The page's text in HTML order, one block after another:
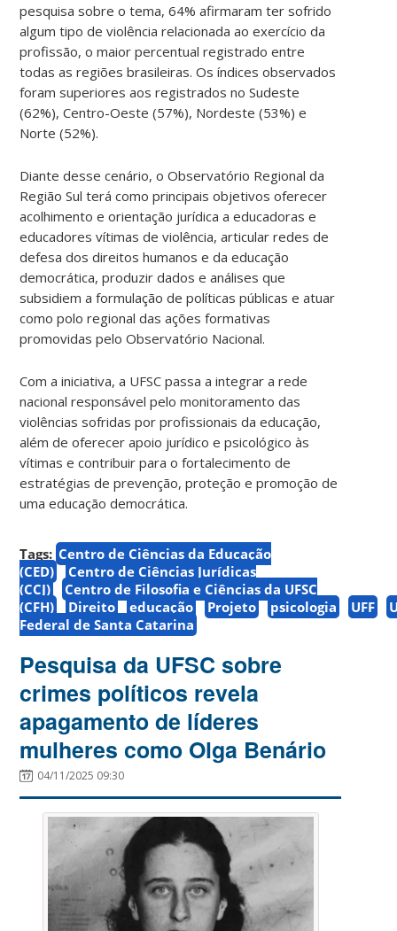
pesquisa sobre o tema, 64% afirmaram ter sofrido
algum tipo de violência relacionada ao exercício da
profissão, o maior percentual registrado entre
todas as regiões brasileiras. Os índices observados
foram superiores aos registrados no Sudeste
(62%), Centro-Oeste (57%), Nordeste (53%) e
Norte (52%).
Diante desse cenário, o Observatório Regional da
Região Sul terá como principais objetivos oferecer
acolhimento e orientação jurídica a educadoras e
educadores vítimas de violência, articular redes de
defesa dos direitos humanos e da educação
democrática, produzir dados e análises que
subsidiem a formulação de políticas públicas e atuar
como polo regional das ações formativas
promovidas pelo Observatório Nacional.
Com a iniciativa, a UFSC passa a integrar a rede
nacional responsável pelo monitoramento das
violências sofridas por profissionais da educação,
além de oferecer apoio jurídico e psicológico às
vítimas e contribuir para o fortalecimento de
estratégias de prevenção, proteção e promoção de
uma educação democrática.
Tags: Centro de Ciências da Educação
(CED)
Centro de Ciências Jurídicas
(CCJ)
Centro de Filosofia e Ciências da UFSC
(CFH)
Direito educação Projeto psicologia UFF
Federal de Santa Catarina
Pesquisa da UFSC sobre
crimes políticos revela
apagamento de líderes
mulheres como Olga Benário
04/11/2025 09:30